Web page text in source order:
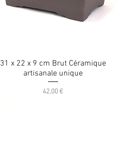
31 x 22 x 9 cm Brut Céramique
artisanale unique
Prix
42,00 €